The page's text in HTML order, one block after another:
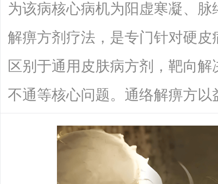
为该病核心病机为阳虚寒凝、
解痹方剂疗法，是专门针对硬
区别于通用皮肤病方剂，靶向
不通等核心问题。通络解痹方以